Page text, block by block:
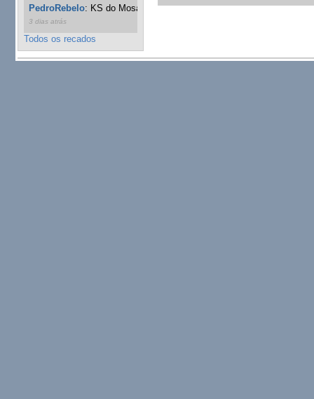
PedroRebelo: KS do Mosaic em 10 minutos :)
3 dias atrás
Todos os recados